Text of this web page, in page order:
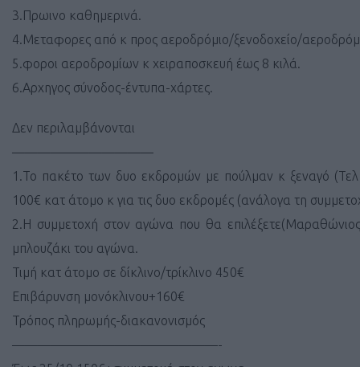
3.Πρωινο καθημερινά.
4.Μεταφορες από κ προς αεροδρόμιο/ξενοδοχείο/
5.φοροι αεροδρομίων κ χειραποσκευή έως 8 κιλά.
6.Αρχηγος σύνοδος-έντυπα-χάρτες.
Δεν περιλαμβάνονται
———————————
1.Το πακέτο των δυο εκδρομών με πούλμαν κ ξεναγό
100€ κατ άτομο κ για τις δυο εκδρομές (ανάλογα τη
2.Η συμμετοχή στον αγώνα που θα
μπλουζάκι του αγώνα.
Τιμή κατ άτομο σε δίκλινο/τρίκλινο 450€
Επιβάρυνση μονόκλινου+160€
Τρόπος πληρωμής-διακανονισμός
————————————————-